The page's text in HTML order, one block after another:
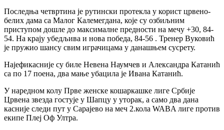
Последња четвртина је рутински протекла у корист црвено-
белих дама са Малог Калемегдана, које су озбиљним
приступом дошле до максималне предности на мечу +30, 84-
54. На крају убедљива и нова победа, 84-56 . Тренер Вуковић
је пружио шансу свим играчицама у данашњем сусрету.
Најефикасније су биле Невена Наумчев и Александра Катанић
са по 17 поена, два мање убацила је Ивана Катанић.
У наредном колу Прве женске кошаркашке лиге Србије
Црвена звезда гостује у Шапцу у уторак, а само два дана
касније следи пут у Сарајево на меч 2.кола WABA лиге против
екипе Плеј Оф Ултра.